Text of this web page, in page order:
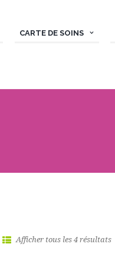
CARTE DE SOINS
Afficher tous les 4 résultats